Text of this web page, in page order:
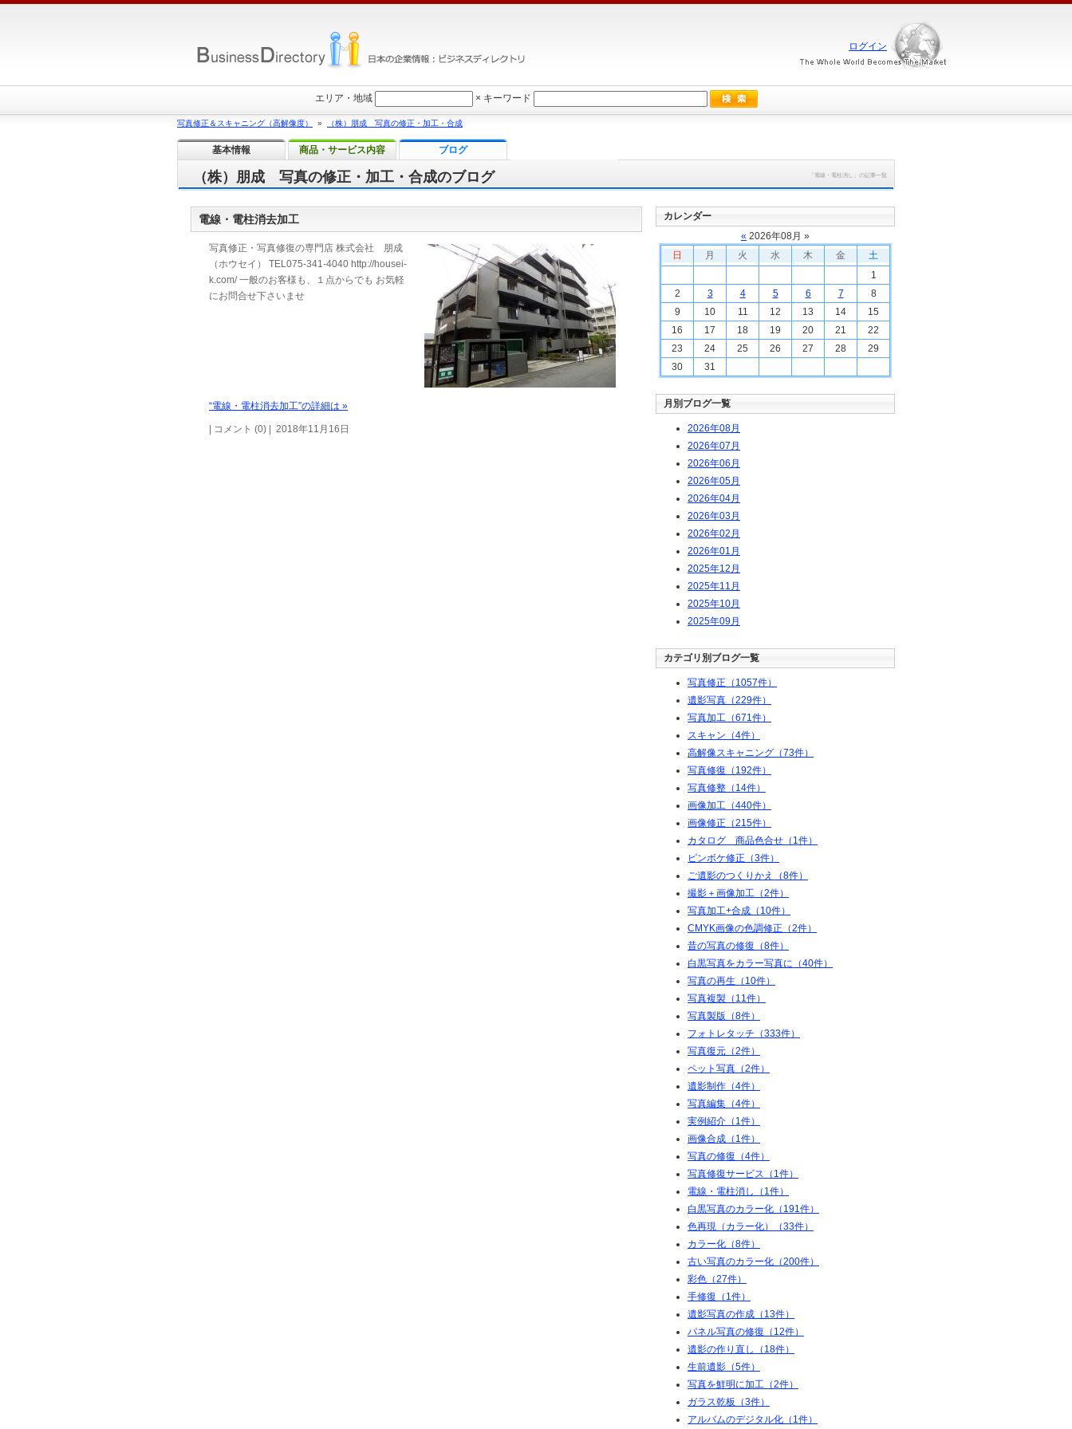
「電線・電柱消し」の記事一覧
（株）朋成 写真の修正・加工・合成のブログ
電線・電柱消去加工
写真修正・写真修復の専門店 株式会社 朋成
（ホウセイ） TEL075-341-4040 http://housei-
k.com/ 一般のお客様も、１点からでも お気軽
にお問合せ下さいませ
“電線・電柱消去加工”の詳細は »
| コメント (0) | 2018年11月16日
カレンダー
« 2026年08月 »
日
月 火 水 木 金
土
1
2
3 4 5 6 7
8
9
10 11 12 13 14
15
16
17 18 19 20 21
22
23
24 25 26 27 28
29
30
31
月別ブログ一覧
2026年08月
2026年07 月
2026年06 月
2026年05月
2026年04月
2026年03月
2026年02 月
2026年01 月
2025年12 月
2025年11 月
2025年10月
2025年09月
カテゴリ別ブログ一覧
写真修正（1057件）
遺影写真（229件）
写真加工（671件）
スキャン（4件）
高解像スキャニング（73件）
写真修復（192件）
写真修整（14件）
画像加工（440件）
画像修正（215件）
カタログ 商品色合せ（1件）
ピンボケ修正（3件）
ご遺影のつくりかえ（8件）
撮影＋画像加工（2件）
写真加工+合成（10件）
CMYK画像の色調修正（2件）
昔の写真の修復（8件）
白黒写真をカラー写真に（40件）
写真の再生（10件）
写真複製（11件）
写真製版（8件）
フォトレタッチ（333件）
写真復元（2件）
ペット写真（2件）
遺影制作（4件）
写真編集（4件）
実例紹介（1件）
画像合成（1件）
写真の修復（4件）
写真修復サービス（1件）
電線・電柱消し（1件）
白黒写真のカラー化（191件）
色再現（カラー化）（33件）
カラー化（8件）
古い写真のカラー化（200件）
彩色（27件）
手修復（1件）
遺影写真の作成（13件）
パネル写真の修復（12件）
遺影の作り直し（18件）
生前遺影（5件）
写真を鮮明に加工（2件）
ガラス乾板（3件）
アルバムのデジタル化（1件）
ログイン
エリア・地域 × キーワード
写真修正＆スキャニング（高解像度） » （株）朋成 写真の修正・加工・合成
基本情報 商品・サービス内容 ブログ